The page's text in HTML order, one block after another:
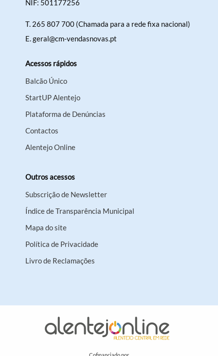
NIF: 501177256
T. 265 807 700 (Chamada para a rede fixa nacional)
E.geral@cm-vendasnovas.pt
Acessos rápidos
Balcão Único
StartUP Alentejo
Plataforma de Denúncias
Contactos
Alentejo Online
Outros acessos
Subscrição de Newsletter
Índice de Transparência Municipal
Mapa do site
Política de Privacidade
Livro de Reclamações